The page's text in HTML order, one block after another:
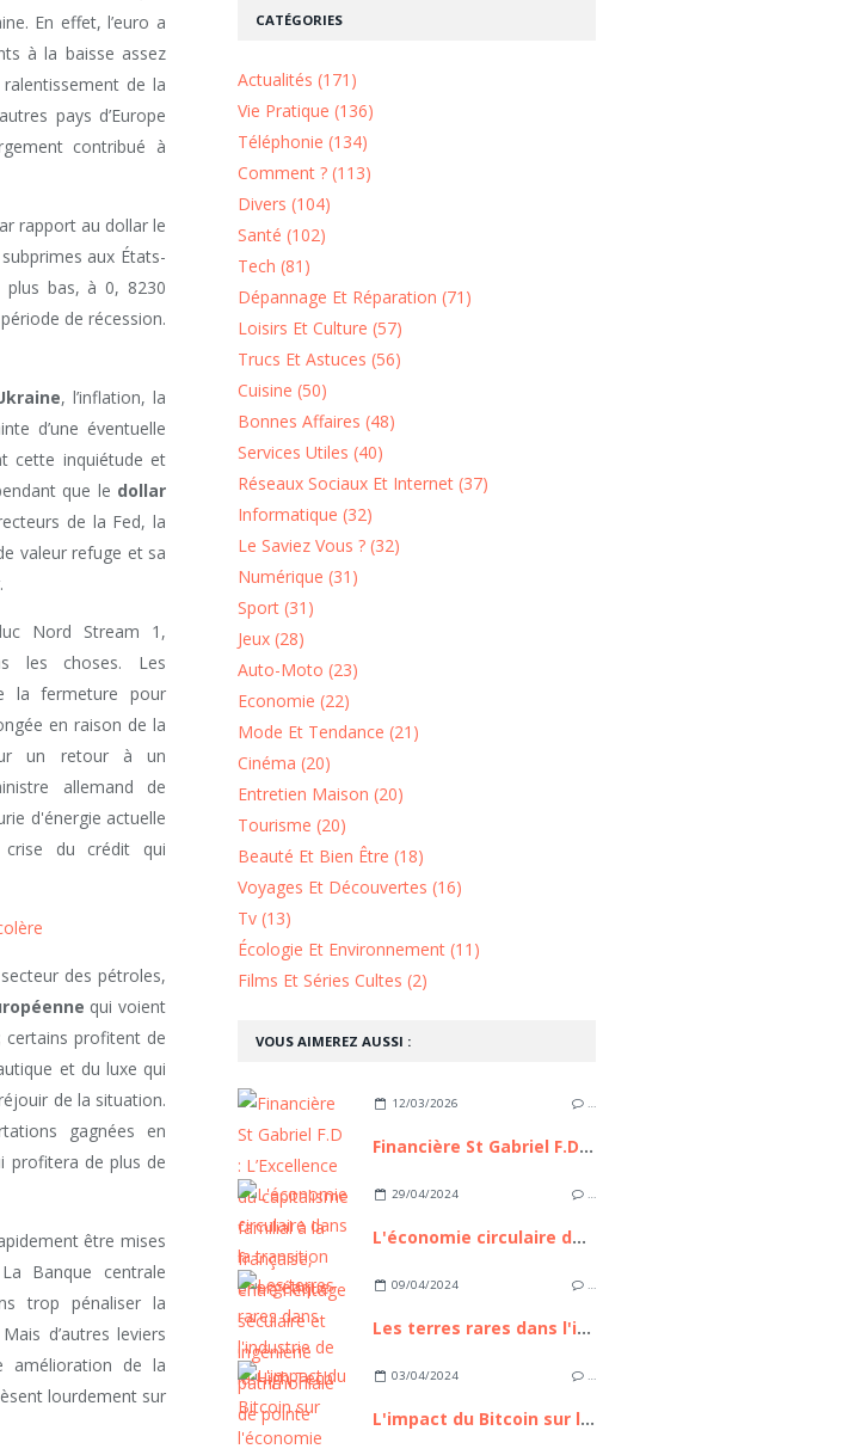
En effet, l’euro a
à la baisse assez
de la
pays d’Europe
contribué à
rapport au dollar le
aux États-
bas, à 0, 8230
de récession.
, l’inflation, la
d’une éventuelle
cette inquiétude et
que le dollar
de la Fed, la
valeur refuge et sa
Nord Stream 1,
les choses. Les
la fermeture pour
en raison de la
un retour à un
allemand de
d'énergie actuelle
du crédit qui
des pétroles,
qui voient
certains profitent de
et du luxe qui
de la situation.
gagnées en
profitera de plus de
être mises
Banque centrale
trop pénaliser la
d’autres leviers
amélioration de la
lourdement sur
VOUS AIMEREZ AUSSI :
12/03/2026 …
Financière St Gabriel F.D : L’Excellence du capitalisme familial à la française, entre héritage séculaire et ingénierie patrimoniale de pointe
29/04/2024 …
L'économie circulaire dans la transition énergétique
09/04/2024 …
Les terres rares dans l'industrie de la High Tech
03/04/2024 …
L'impact du Bitcoin sur l'économie mondiale
CATÉGORIES
Actualités (171)
Vie Pratique (136)
Téléphonie (134)
Comment ? (113)
Divers (104)
Santé (102)
Tech (81)
Dépannage Et Réparation (71)
Loisirs Et Culture (57)
Trucs Et Astuces (56)
Cuisine (50)
Bonnes Affaires (48)
Services Utiles (40)
Réseaux Sociaux Et Internet (37)
Informatique (32)
Le Saviez Vous ? (32)
Numérique (31)
Sport (31)
Jeux (28)
Auto-Moto (23)
Economie (22)
Mode Et Tendance (21)
Cinéma (20)
Entretien Maison (20)
Tourisme (20)
Beauté Et Bien Être (18)
Voyages Et Découvertes (16)
Tv (13)
Écologie Et Environnement (11)
Films Et Séries Cultes (2)